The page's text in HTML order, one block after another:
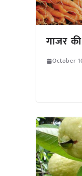
गाजर
October